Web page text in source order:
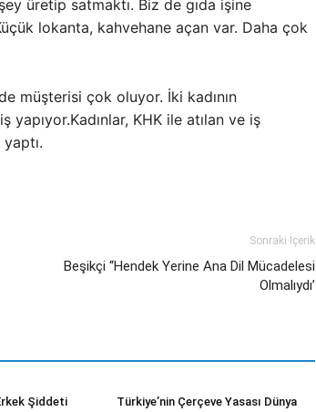
üretip satmaktı. Biz de gıda işine
lokanta, kahvehane açan var. Daha çok
müşterisi çok oluyor. İki kadının
KHK ile atılan ve iş
Sonraki İçerik
Beşikçi “Hendek Yerine Ana Dil Mücadelesi
Olmalıydı’
Şiddeti Türkiye’nin Çerçeve Yasası Dünya